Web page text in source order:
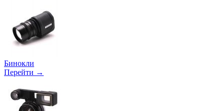
Бинокли
Перейти →